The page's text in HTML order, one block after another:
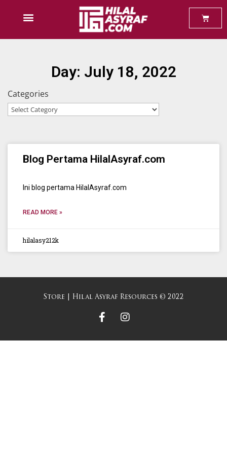
Day: July 18, 2022
Categories
Blog Pertama HilalAsyraf.com
Ini blog pertama HilalAsyraf.com
READ MORE »
hilalasy212k
Store | Hilal Asyraf Resources © 2022